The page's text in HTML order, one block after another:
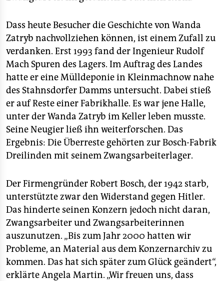
Dass heute Besucher die Geschichte von Wanda
Zatryb nachvollziehen können, ist einem Zufall zu
verdanken. Erst 1993 fand der Ingenieur Rudolf
Mach Spuren des Lagers. Im Auftrag des Landes
hatte er eine Mülldeponie in Kleinmachnow nahe
des Stahnsdorfer Damms untersucht. Dabei stieß
er auf Reste einer Fabrikhalle. Es war jene Halle,
unter der Wanda Zatryb im Keller leben musste.
Seine Neugier ließ ihn weiterforschen. Das
Ergebnis: Die Überreste gehörten zur Bosch-Fabrik
Dreilinden mit seinem Zwangsarbeiterlager.
Der Firmengründer Robert Bosch, der 1942 starb,
unterstützte zwar den Widerstand gegen Hitler.
Das hinderte seinen Konzern jedoch nicht daran,
Zwangsarbeiter und Zwangsarbeiterinnen
auszunutzen. „Bis zum Jahr 2000 hatten wir
Probleme, an Material aus dem Konzernarchiv zu
kommen. Das hat sich später zum Glück geändert“,
erklärte Angela Martin. „Wir freuen uns, dass